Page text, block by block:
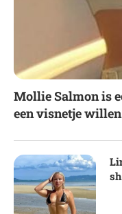
Mollie Salmon is
een visnetje